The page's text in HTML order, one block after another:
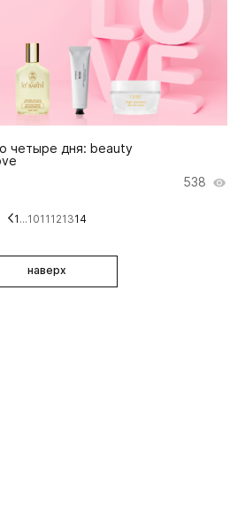
четыре дня: beauty
538
1 ...1011 121314
наверх